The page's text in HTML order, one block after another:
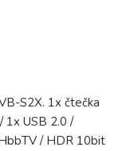
S2X. 1x čtečka
1x USB 2.0 /
/ HDR 10bit